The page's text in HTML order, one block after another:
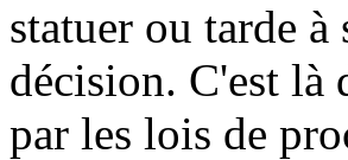
statuer ou tarde à
décision. C'est là
par les lois de